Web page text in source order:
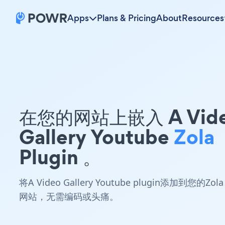
Apps Plans & PricingAboutResources
在您的网站上嵌入 A
Gallery YoutubeZola
Plugin 。
将A Video Gallery Youtube plugin添加到您的Zola
网站，无需编码或头痛。